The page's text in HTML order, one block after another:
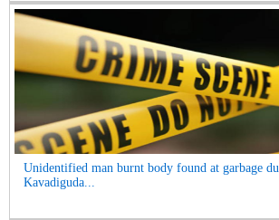
Unidentified man burnt body found at garbage
Kavadiguda...